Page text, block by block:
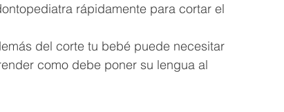
rápidamente para cortar el
del corte tu bebé puede necesitar
como debe poner su lengua al